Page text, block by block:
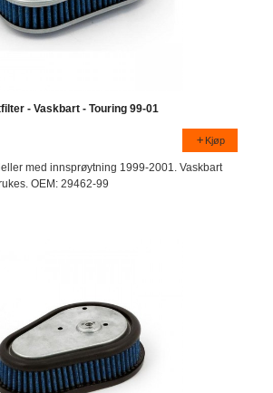
- Vaskbart - Touring 99-01
Kjøp
med innsprøytning 1999-2001. Vaskbart
OEM: 29462-99